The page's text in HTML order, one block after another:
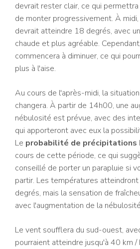
devrait rester clair, ce qui
de monter progressivement. À
devrait atteindre 18 degrés, avec
chaude et plus agréable.
commencera à diminuer, ce qui
plus à l'aise.
Au cours de l'après-midi, la
changera. À partir de 14h00, une
nébulosité est prévue, avec des
qui apporteront avec eux la
Le probabilité de précipitations
cours de cette période, ce qui
conseillé de porter un parapluie si
partir. Les températures
degrés, mais la sensation de
avec l'augmentation de la
Le vent soufflera du sud-ouest,
pourraient atteindre jusqu'à 40 km /